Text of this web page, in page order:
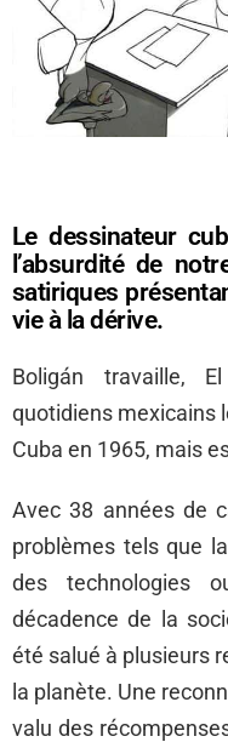
Le dessinateur
l’absurdité de
satiriques
vie à la dérive.
Boligán travaille,
quotidiens mexicains
Cuba en 1965, mais
Avec 38 années de
problèmes tels que
des technologies
décadence de la
été salué à plusieurs
la planète. Une
valu des